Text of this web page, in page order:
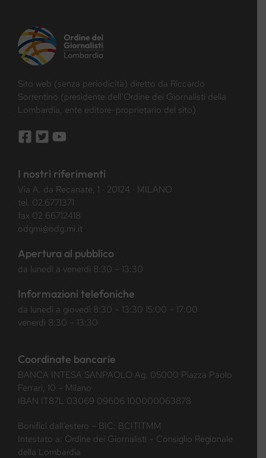
Sito web (senza periodicità) diretto da Riccardo
Sorrentino (presidente dell’Ordine dei Giornalisti della
Lombardia, ente editore-proprietario del sito)
I nostri riferimenti
Via A. da Recanate, 1 · 20124 · MILANO
tel. 02.6771371
fax 02 66712418
odgmi@odg.mi.it
Apertura al pubblico
da lunedì a venerdì 8:30 – 13:30
Informazioni telefoniche
da lunedì a giovedì 8:30 – 13:30 15:00 – 17:00
venerdì 8:30 – 13:30
Coordinate bancarie
BANCA INTESA SANPAOLO Ag. 05000 Piazza Paolo
Ferrari, 10 – Milano
IBAN IT87L 03069 09606 100000063878
Bonifici dall’estero – BIC: BCITITMM
Intestato a: Ordine dei Giornalisti – Consiglio Regionale
della Lombardia